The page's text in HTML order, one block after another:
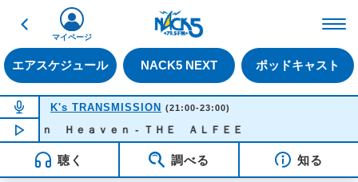
戻る
エアスケジュール NACK5 NEXT ポッドキャスト
マイページ
NOW ON AIR
K's TRANSMISSION (21:00-23:00)
NOW PLAYING 22:31
ｉｎ Ｈｅａｖｅｎ - ＴＨＥ ＡＬＦＥＥ
聴く 調べる 知る